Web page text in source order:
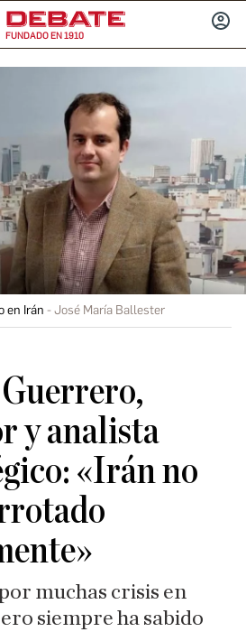
FUNDADO EN 1910
en Irán José María Ballester
y analista
«Irán no
muchas crisis en
siempre ha sabido